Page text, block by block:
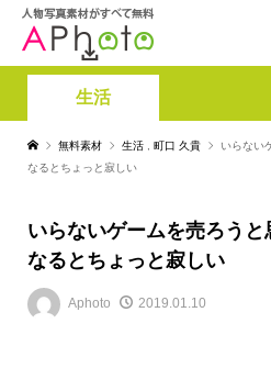
生活
無料素材 生活 町口 久貴
いらない
なるとちょっと寂しい
いらないゲームを売ろう
なるとちょっと寂しい
Aphoto 2019.01.10